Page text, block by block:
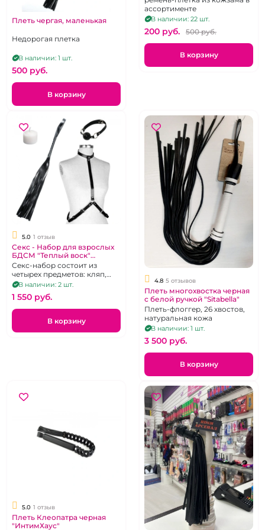
Плеть чергая, маленькая
Недорогая плетка
В наличии: 1 шт.
500 pуб.
В корзину
ассортименте
В наличии: 22 шт.
200 pуб. 500 pуб.
В корзину
5.0 1 отзыв
Секс - Набор для взрослых
БДСМ "Теплый воск"
черный кляп, плеть,
портупея, свеча
Секс-набор состоит из
четырех предметов: кляп,
свеча, плеть из экокожи,
портупея
В наличии: 2 шт.
1 550 pуб.
В корзину
4.8 5 отзывов
Плеть многохвостка черная
с белой ручкой "Sitabella"
Плеть-флоггер, 26 хвостов,
натуральная кожа
В наличии: 1 шт.
3 500 pуб.
В корзину
5.0 1 отзыв
Плеть Клеопатра черная
"ИнтимХаус"